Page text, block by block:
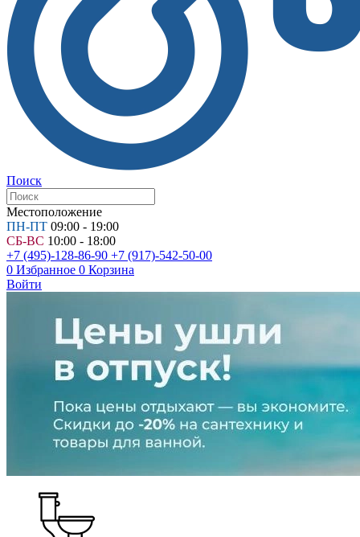
Поиск
Местоположение
ПН-ПТ 09:00 - 19:00
СБ-ВС 10:00 - 18:00
+7 (495)-128-86-90 +7 (917)-542-50-00
0 Избранное 0 Корзина
Войти